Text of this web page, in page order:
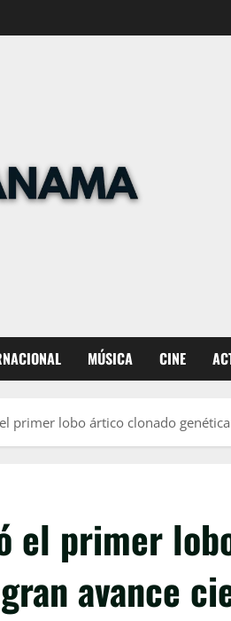
MÚSICA CINE
primer lobo ártico clonado
el primer
avance